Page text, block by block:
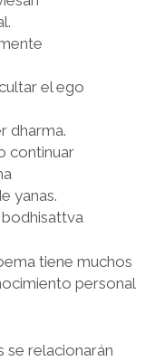
el ego
dharma.
continuar
yanas.
tiene muchos
personal
se relacionarán